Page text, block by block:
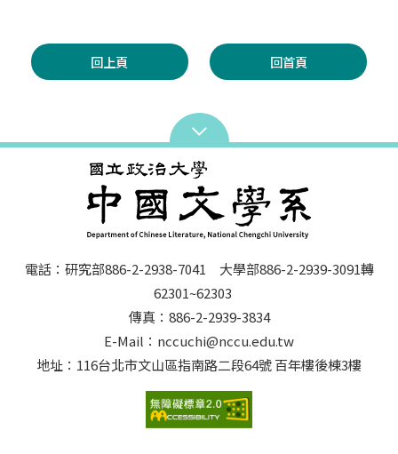
回上頁 回首頁
電話：研究部886-2-2938-7041 大學部886-2-2939-3091轉
62301~62303
傳真：886-2-2939-3834
E-Mail：nccuchi@nccu.edu.tw
地址：116台北市文山區指南路二段64號 百年樓後棟3樓